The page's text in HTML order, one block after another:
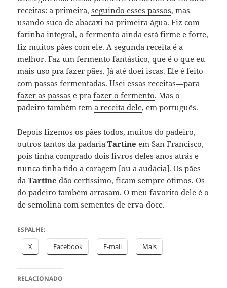
receitas: a primeira,seguindo esses passos, mas
usando suco de abacaxi na primeira água. Fiz com
farinha integral, o fermento ainda está firme e forte,
fiz muitos pães com ele. A segunda receita é a
melhor. Faz um fermento fantástico, que é o que eu
mais uso pra fazer pães. Já até doei iscas. Ele é feito
com passas fermentadas. Usei essas receitas—para
fazer as passas e prafazer o fermento. Mas o
padeiro também tema receita dele, em português.
Depois fizemos os pães todos, muitos do padeiro,
outros tantos da padariaTartine em San Francisco,
pois tinha comprado dois livros deles anos atrás e
nunca tinha tido a coragem [ou a audácia]. Os pães
daTartine dão certíssimo, ficam sempre ótimos. Os
do padeiro também arrasam. O meu favorito dele é o
desemolina com sementes de erva-doce.
ESPALHE:
X Facebook E-mail Mais
RELACIONADO